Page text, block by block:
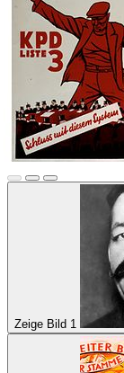
Zeige Bild 1